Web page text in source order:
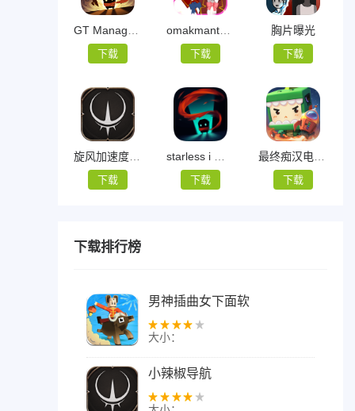
下载
omakmanta tom haya
下载
胸片曝光
下载
下载 下载 下载
下载排行榜
男神插曲女下面软
件
大小：
小辣椒导航